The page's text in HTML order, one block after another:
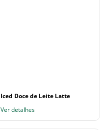
Iced Doce de Leite Latte
Ver detalhes